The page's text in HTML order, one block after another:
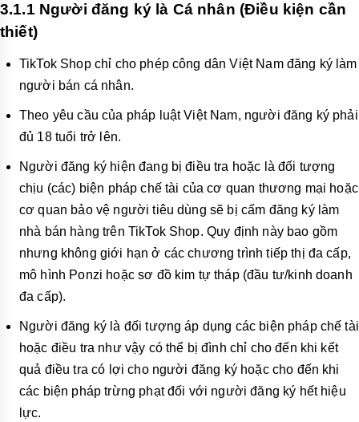
3.1.1 Người đăng ký là Cá nhân (Điều kiện cần
thiết)
TikTok Shop chỉ cho phép công dân Việt Nam đăng ký làm
người bán cá nhân.
Theo yêu cầu của pháp luật Việt Nam, người đăng ký phải
đủ 18 tuổi trở lên.
Người đăng ký hiện đang bị điều tra hoặc là đối tượng
chịu (các) biện pháp chế tài của cơ quan thương mại hoặc
cơ quan bảo vệ người tiêu dùng sẽ bị cấm đăng ký làm
nhà bán hàng trên TikTok Shop. Quy định này bao gồm
nhưng không giới hạn ở các chương trình tiếp thị đa cấp,
mô hình Ponzi hoặc sơ đồ kim tự tháp (đầu tư/kinh doanh
đa cấp).
Người đăng ký là đối tượng áp dụng các biện pháp chế tài
hoặc điều tra như vậy có thể bị đình chỉ cho đến khi kết
quả điều tra có lợi cho người đăng ký hoặc cho đến khi
các biện pháp trừng phạt đối với người đăng ký hết hiệu
lực.